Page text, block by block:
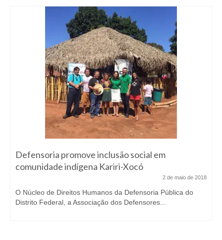
Defensoria promove inclusão social em
comunidade indígena Kariri-Xocó
2 de maio de 2018
O Núcleo de Direitos Humanos da Defensoria Pública do
Distrito Federal, a Associação dos Defensores...